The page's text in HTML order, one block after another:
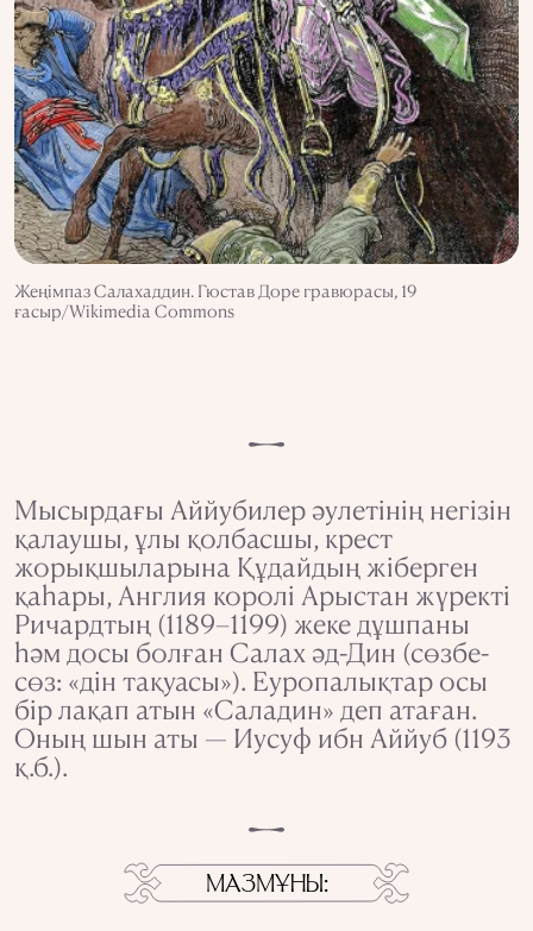
Жеңімпаз Салахаддин. Гюстав Доре гравюрасы, 19
ғасыр/Wikimedia Commons
Мысырдағы Аййубилер әулетінің негізін
қалаушы, ұлы қолбасшы, крест
жорықшыларына Құдайдың жіберген
қаһары, Англия королі Арыстан жүректі
Ричардтың (1189–1199) жеке дұшпаны
һәм досы болған Салах әд-Дин (сөзбе-
сөз: «дін тақуасы»). Еуропалықтар осы
бір лақап атын «Саладин» деп атаған.
Оның шын аты — Иусуф ибн Аййуб (1193
қ.б.).
МАЗМҰНЫ